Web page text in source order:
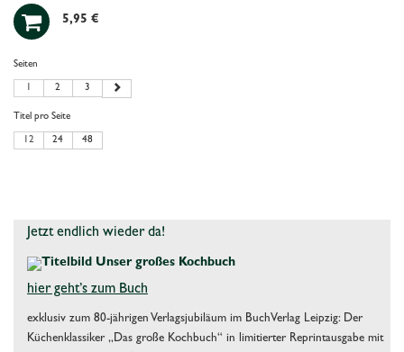
 5,95 €
Seiten
1 2 3
Titel pro Seite
12 24 48
Jetzt endlich wieder da!
hier geht’s zum Buch
exklusiv zum 80-jährigen Verlagsjubiläum im BuchVerlag Leipzig: Der
Küchenklassiker „Das große Kochbuch“ in limitierter Reprintausgabe mit